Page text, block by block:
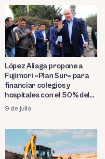
López Aliaga propone a
Fujimori «Plan Sur» para
financiar colegios y
hospitales con el 50% del
impuesto minero
9 de julio